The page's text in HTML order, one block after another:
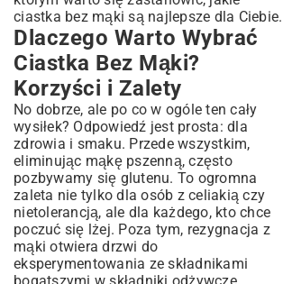
Rozpływająca Się Przyjemność
Owocowe Ciastka Bez Mąki: Smak Lata w
Każdym Kęsie
Wariacje Bez Orzechów i Cukru: Opcje dla
Każdej Diety
Ciastka Bez Mąki dla Specjalnych Diet:
Keto, Wegańskie i Bez Cukru
Przepisy na Ciastka Keto i Low Carb Bez
Mąki
Wegańskie Ciastka Bez Mąki: Jak Zastąpić
Jajka i Nabiał
Słodkości Bez Cukru: Zdrowe Alternatywy
dla Tradycyjnych Słodzików
Przechowywanie i Serwowanie Ciastek
Bez Mąki: Ciesz Się Dłużej Świeżością
ciastka bez mąki są najlepsze dla Ciebie.
Dlaczego Warto Wybrać
Ciastka Bez Mąki?
Korzyści i Zalety
No dobrze, ale po co w ogóle ten cały
wysiłek? Odpowiedź jest prosta: dla
zdrowia i smaku. Przede wszystkim,
eliminując mąkę pszenną, często
pozbywamy się glutenu. To ogromna
zaleta nie tylko dla osób z celiakią czy
nietolerancją, ale dla każdego, kto chce
poczuć się lżej. Poza tym, rezygnacja z
mąki otwiera drzwi do
eksperymentowania ze składnikami